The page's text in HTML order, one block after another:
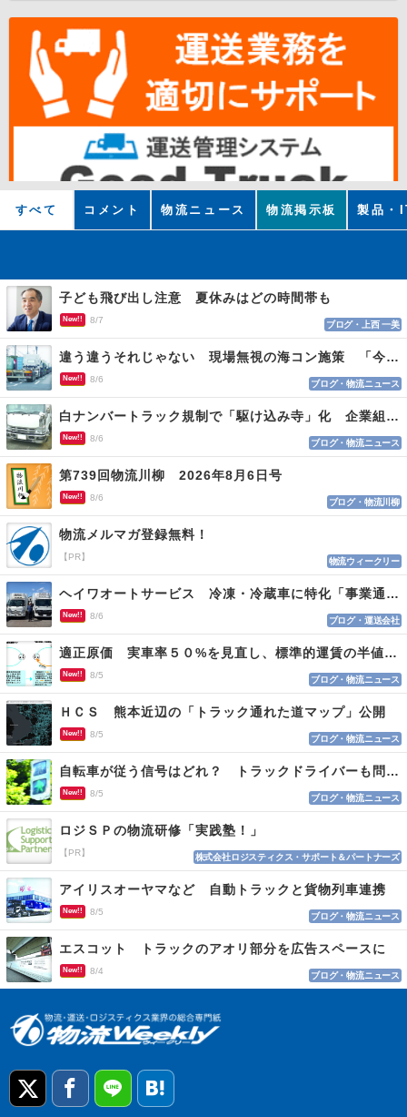
すべて コメント 物流ニュース 物流掲示板 製品・
子ども飛び出し注意 夏休みはどの時間帯も
New!! 8/7 ブログ・上西 一美
違う違うそれじゃない 現場無視の海コン施策 「今でも平均２～３時間は待つ」
New!! 8/6 ブログ・物流ニュース
白ナンバートラック規制で「駆け込み寺」化 企業組合が入会基準を見直しへ
New!! 8/6 ブログ・物流ニュース
第739回物流川柳 2026年8月6日号
New!! 8/6 ブログ・物流川柳
物流メルマガ登録無料！
【PR】 物流ウィークリー
ヘイワオートサービス 冷凍・冷蔵車に特化「事業通じ貢献目指す」
New!! 8/6 ブログ・運送会社
適正原価 実車率５０%を見直し、標準的運賃の半値の恐れも
New!! 8/5 ブログ・物流ニュース
ＨＣＳ 熊本近辺の「トラック通れた道マップ」公開
New!! 8/5 ブログ・物流ニュース
自転車が従う信号はどれ？ トラックドライバーも問われる認識
New!! 8/5 ブログ・物流ニュース
ロジＳＰの物流研修「実践塾！」
【PR】 株式会社ロジスティクス・サポート＆パートナーズ
アイリスオーヤマなど 自動トラックと貨物列車連携
New!! 8/5 ブログ・物流ニュース
エスコット トラックのアオリ部分を広告スペースに
New!! 8/4 ブログ・物流ニュース